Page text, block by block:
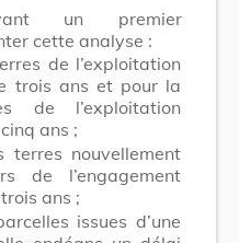
un premier
cette analyse :
de l’exploitation
trois ans et pour la
de l’exploitation
ans ;
terres nouvellement
de l’engagement
ans ;
issues d’une